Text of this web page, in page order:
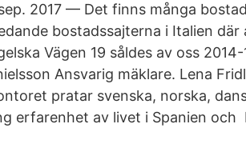
2017 — Det finns många
bostadssajterna i Italien
Vägen 19 såldes av oss
Ansvarig mäklare. Lena
pratar svenska, norska,
erfarenhet av livet i Spanien och